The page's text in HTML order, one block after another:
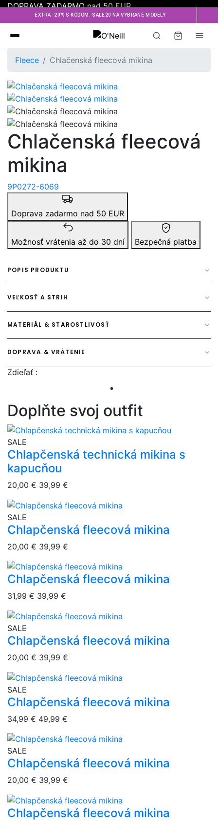
DOPRAVA ZADARMOnad 50 EUR
EXTRA -20% S KÓDOM: SALE20 NA VYBRANÉ MODELY
Oneill
Fleece Chlačenská fleecová mikina
Chlačenská fleecová
mikina
9P0272-6069
Doprava zadarmo nad 50 EUR
Možnosť vrátenia až do 30 dní Bezpečná platba
POPIS PRODUKTU
VEĽKOSŤ A STRIH
MATERIÁL & STAROSTLIVOSŤ
DOPRAVA & VRÁTENIE
Zdieľať :
Doplňte svoj outfit
overlay bg
SALE
Chlapčenská technická mikina s
kapucňou
20,00 € 39,99 €
overlay bg
SALE
Chlapčenská fleecová mikina
20,00 € 39,99 €
overlay bg
Chlapčenská fleecová mikina
31,99 € 39,99 €
overlay bg
SALE
Chlapčenská fleecová mikina
20,00 € 39,99 €
overlay bg
SALE
Chlapčenská fleecová mikina
34,99 € 49,99 €
overlay bg
SALE
Chlapčenská fleecová mikina
20,00 € 39,99 €
overlay bg
Chlapčenská fleecová mikina